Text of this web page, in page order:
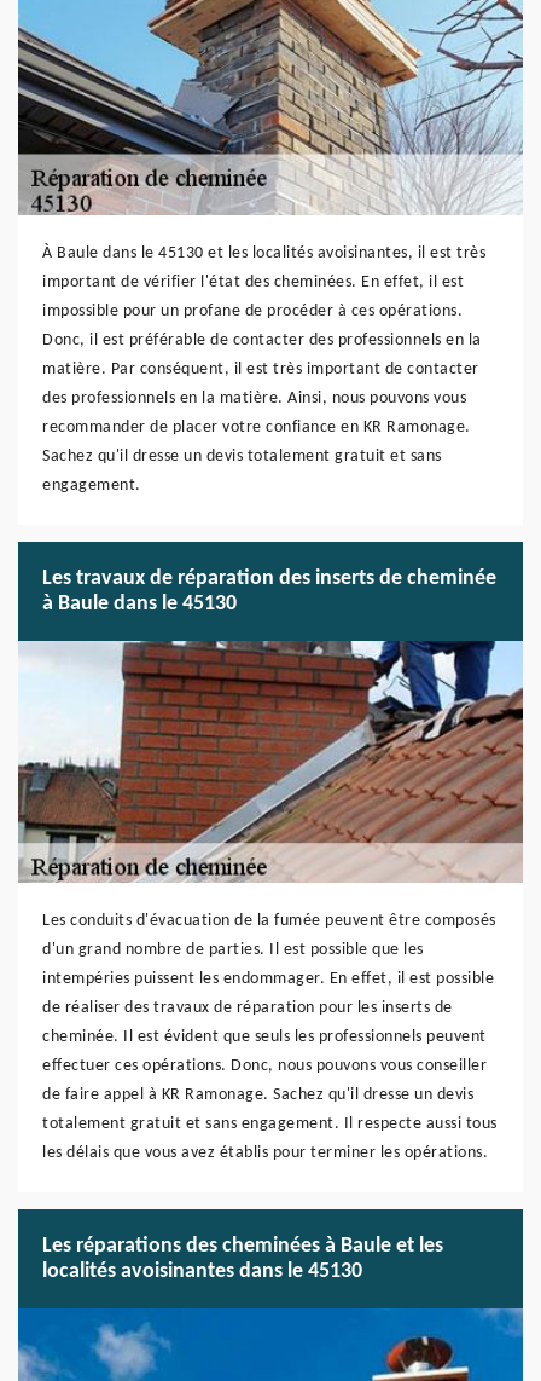
À Baule dans le 45130 et les localités avoisinantes, il est très
important de vérifier l'état des cheminées. En effet, il est
impossible pour un profane de procéder à ces opérations.
Donc, il est préférable de contacter des professionnels en la
matière. Par conséquent, il est très important de contacter
des professionnels en la matière. Ainsi, nous pouvons vous
recommander de placer votre confiance en KR Ramonage.
Sachez qu'il dresse un devis totalement gratuit et sans
engagement.
Les travaux de réparation des inserts de cheminée
à Baule dans le 45130
Les conduits d'évacuation de la fumée peuvent être composés
d'un grand nombre de parties. Il est possible que les
intempéries puissent les endommager. En effet, il est possible
de réaliser des travaux de réparation pour les inserts de
cheminée. Il est évident que seuls les professionnels peuvent
effectuer ces opérations. Donc, nous pouvons vous conseiller
de faire appel à KR Ramonage. Sachez qu'il dresse un devis
totalement gratuit et sans engagement. Il respecte aussi tous
les délais que vous avez établis pour terminer les opérations.
Les réparations des cheminées à Baule et les
localités avoisinantes dans le 45130